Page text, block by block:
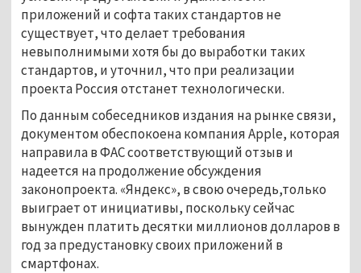
приложений и софта таких стандартов не
существует, что делает требования
невыполнимыми хотя бы до выработки таких
стандартов, и уточнил, что при реализации
проекта Россия отстанет технологически.
По данным собеседников издания на рынке связи,
документом обеспокоена компания Apple, которая
направила в ФАС соответствующий отзыв и
надеется на продолжение обсуждения
законопроекта. «Яндекс», в свою очередь,только
выиграет от инициативы, поскольку сейчас
вынужден платить десятки миллионов долларов в
год за предустановку своих приложений в
смартфонах.